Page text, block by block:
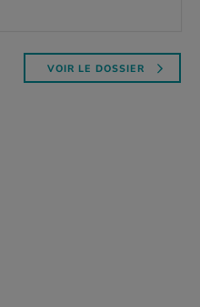
VOIR LE DOSSIER